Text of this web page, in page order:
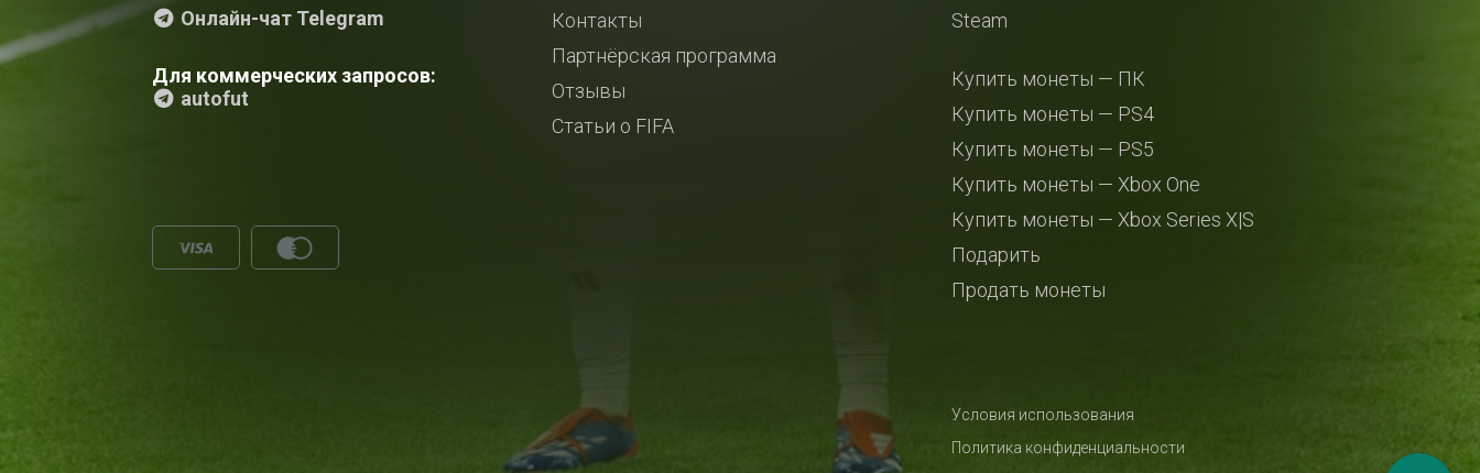
Онлайн-чат Telegram
Для коммерческих запросов:
autofut
Контакты
Партнёрская программа
Отзывы
Статьи о FIFA
Steam
Купить монеты — ПК
Купить монеты — PS4
Купить монеты — PS5
Купить монеты — Xbox One
Купить монеты — Xbox Series X|S
Подарить
Продать монеты
Условия использования
Политика конфиденциальности